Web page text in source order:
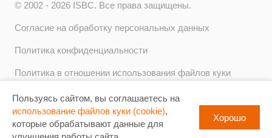
© 2002 - 2026 ISBC. Все права защищены.
Согласие на обработку персональных данных
Политика конфиденциальности
Политика в отношении использования файлов куки
Карта сайта
Пользуясь сайтом, вы соглашаетесь на
использование файлов куки (cookie),
которые обрабатывают данные для
Хорошо